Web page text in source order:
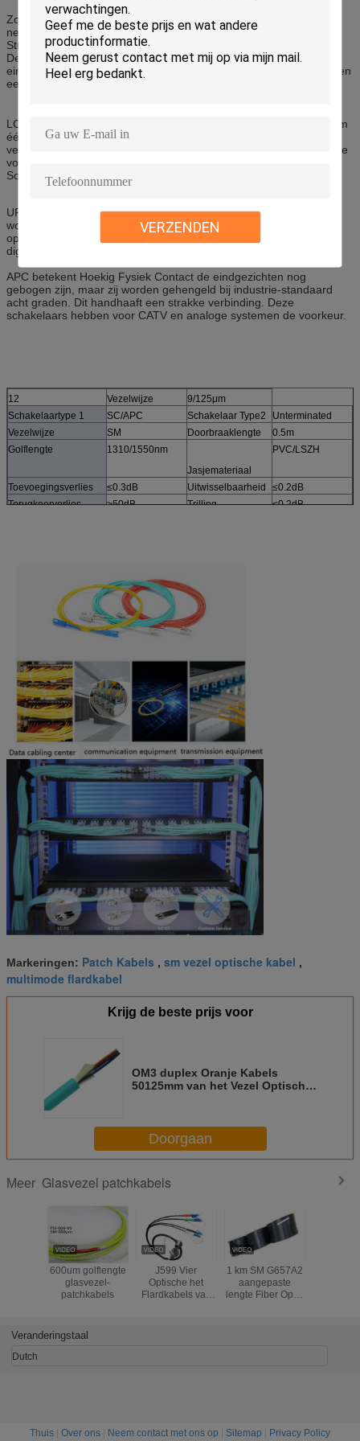
VERZENDEN
Zowel zijn 250um als 900um zelfde gekleurd, gemakkelijk om las
net te identificeren en te maken.
Strakke buffer, semi-strakke buffer. De losse buffer is beschikbaar
De vlechten worden gebruikt voor lastoepassingen wanneer het
eindigen buiten installatiekabel. Het is bestaat uit een schakelaar en
een speciale lengte
LC het flardkoord is een vezel optische die kabel wordt gebruikt om
één apparaat aan een andere vast te maken voor signaal het
verpletteren. LC-tribunes voor Lucent-Schakelaar. Het is een kleine
vorm-factor vezel optische schakelaar, de helft van de grootte van
Sc.
UPC de tribunes voor ultra Fysieke Contact.The-eindgezichten
worden gegeven het uitgebreide oppoetsen want een betere
oppervlakte eindigt. Deze schakelaars worden vaak gebruikt in
digitaal, CATV, en telefoniesystemen.
APC betekent Hoekig Fysiek Contact de eindgezichten nog
gebogen zijn, maar zij worden gehengeld bij industrie-standaard
acht graden. Dit handhaaft een strakke verbinding. Deze
schakelaars hebben voor CATV en analoge systemen de voorkeur.
12 Vezelwijze
9/125μm
Schakelaartype 1
SC/APC Schakelaar Type2
Unterminated
Vezelwijze
SM Doorbraaklengte
0.5m
Golflengte
1310/1550nm
Jasjemateriaal
PVC/LSZH
Toevoegingsverlies ≤0.3dB Uitwisselbaarheid
≤0.2dB
Terugkeerverlies
≥50dB Trilling
≤0.2dB
Markeringen: Patch Kabels , sm vezel optische kabel ,
multimode flardkabel
Krijg de beste prijs voor
OM3 duplex Oranje Kabels
50125mm van het Vezel Optische
Doorgaan
Meer Glasvezel patchkabels
600um golflengte
glasvezel-
patchkabels
J599 Vier
Optische het
Flardkabels van
1 km SM G657A2
aangepaste
lengte Fiber Optic
Veranderingstaal
Dutch
Thuis Over ons Neem contact met ons op Sitemap Privacy Policy